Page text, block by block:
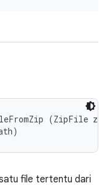
(ZipFile
file tertentu dari